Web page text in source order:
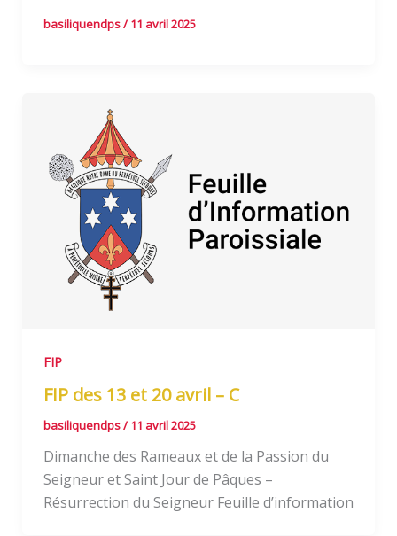
basiliquendps/ 11 avril 2025
FIP
FIP des 13 et 20 avril – C
basiliquendps/ 11 avril 2025
Dimanche des Rameaux et de la Passion du
Seigneur et Saint Jour de Pâques –
Résurrection du Seigneur Feuille d’information